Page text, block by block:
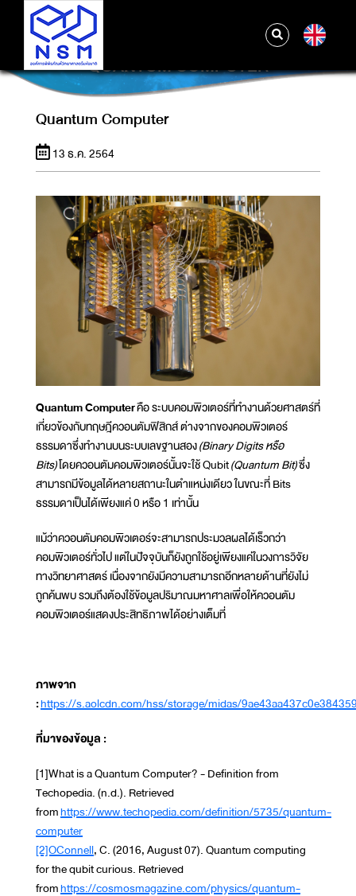
QUANTUM COMPUTER
Quantum Computer
13 ธ.ค. 2564
Quantum Computerคือ ระบบคอมพิวเตอร์ที่ทำงานด้วยศาสตร์ที่
เกี่ยวข้องกับทฤษฎีควอนตัมฟิสิกส์ ต่างจากของคอมพิวเตอร์
ธรรมดาซึ่งทำงานบนระบบเลขฐานสอง(Binary Digits หรือ
Bits)โดยควอนตัมคอมพิวเตอร์นั้นจะใช้ Qubit(Quantum Bit)ซึ่ง
สามารถมีข้อมูลได้หลายสถานะในตำแหน่งเดียว ในขณะที่ Bits
ธรรมดาเป็นได้เพียงแค่ 0 หรือ 1 เท่านั้น
แม้ว่าควอนตัมคอมพิวเตอร์จะสามารถประมวลผลได้เร็วกว่า
คอมพิวเตอร์ทั่วไป แต่ในปัจจุบันก็ยังถูกใช้อยู่เพียงแค่ในวงการวิจัย
ทางวิทยาศาสตร์ เนื่องจากยังมีความสามารถอีกหลายด้านที่ยังไม่
ถูกค้นพบ รวมถึงต้องใช้ข้อมูลปริมาณมหาศาลเพื่อให้ควอนตัม
คอมพิวเตอร์แสดงประสิทธิภาพได้อย่างเต็มที่
ภาพจาก
:https://s.aolcdn.com/hss/storage/midas/
ที่มาของข้อมูล :
[1]What is a Quantum Computer? - Definition from
Techopedia. (n.d.). Retrieved
fromhttps://www.techopedia.com/definition/5735/quantum-
computer
[2]OConnell, C. (2016, August 07). Quantum computing
for the qubit curious. Retrieved
fromhttps://cosmosmagazine.com/physics/quantum-